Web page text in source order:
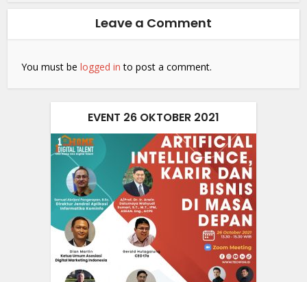
Leave a Comment
You must belogged in to post a comment.
EVENT 26 OKTOBER 2021